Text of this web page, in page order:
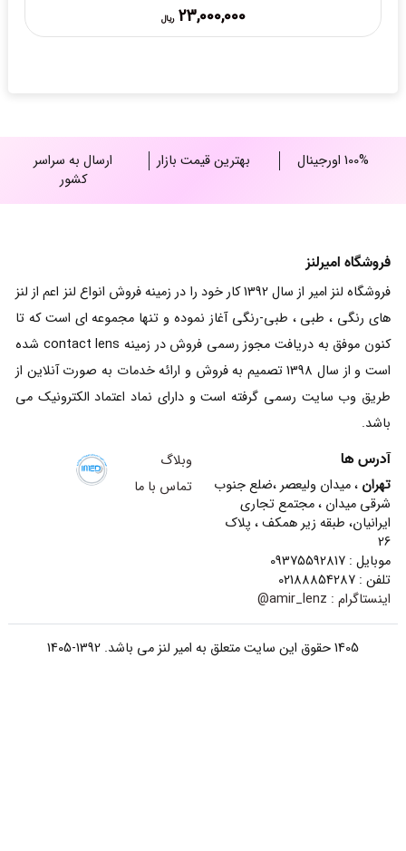
23,000,000 ریال
range:
100% اورجینال بهترین قیمت بازار
ارسال به سراسر
کشور
فروشگاه امیرلنز
فروشگاه لنز امیر از سال 1392 کار خود را در زمینه فروش انواع لنز اعم از لنز
های رنگی ، طبی ، طبی-رنگی آغاز نموده و تنها مجموعه ای است که تا
کنون موفق به دریافت مجوز رسمی فروش در زمینه contact lens شده
است و از سال 1398 تصمیم به فروش و ارائه خدمات به صورت آنلاین از
طریق وب سایت رسمی گرفته است و دارای نماد اعتماد الکترونیک می
باشد.
آدرس ها
تهران ، میدان ولیعصر ،ضلع جنوب
شرقی میدان ، مجتمع تجاری
ایرانیان، طبقه زیر همکف ، پلاک
26
موبایل : 09375592817
تلفن : 02188854287
اینستاگرام : amir_lenz@
وبلاگ
تماس با ما
1405 حقوق این سایت متعلق به امیر لنز می باشد. 1392-1405